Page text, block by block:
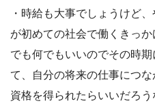
・時給も大事でしょうけど
が初めての社会で働くきっ
でも何でもいいのでその時
て、自分の将来の仕事につ
資格を得られたらいいだろう